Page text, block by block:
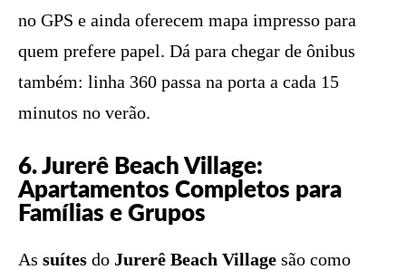
no GPS e ainda oferecem mapa impresso para
quem prefere papel. Dá para chegar de ônibus
também: linha 360 passa na porta a cada 15
minutos no verão.
6. Jurerê Beach Village:
Apartamentos Completos para
Famílias e Grupos
As suítes do Jurerê Beach Village são como